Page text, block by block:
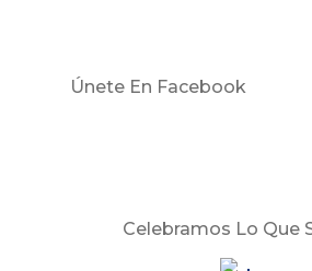
Únete En Facebook
Celebramos Lo Que